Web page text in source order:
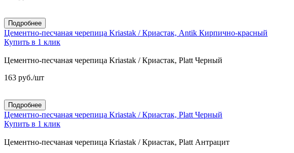
Подробнее
Цементно-песчаная черепица Kriastak / Криастак, Antik Кирпично-красный
Купить в 1 клик
Цементно-песчаная черепица Kriastak / Криастак, Platt Черный
163 руб./шт
Подробнее
Цементно-песчаная черепица Kriastak / Криастак, Platt Черный
Купить в 1 клик
Цементно-песчаная черепица Kriastak / Криастак, Platt Антрацит